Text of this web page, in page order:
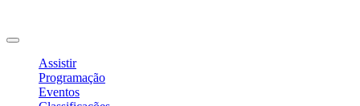
Assistir
Programação
Eventos